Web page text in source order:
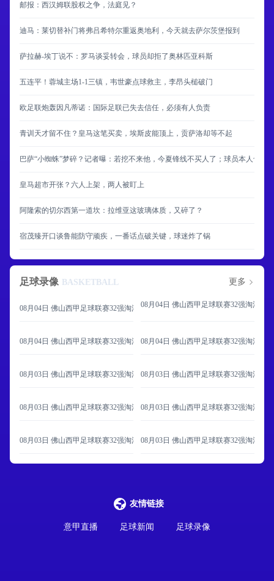
邮报：西汉姆联股权之争，法庭见？
迪马：莱切替补门将弗吕希特尔重返奥地利，今天就去萨尔茨堡报到
萨拉赫-埃丁说不：罗马谈妥转会，球员却拒了奥林匹亚科斯
五连平！蓉城主场1-1三镇，韦世豪点球救主，李昂头槌破门
欧足联炮轰因凡蒂诺：国际足联已失去信任，必须有人负责
青训天才留不住？皇马这笔买卖，埃斯皮能顶上，贡萨洛却等不起
巴萨“小蜘蛛”梦碎？记者曝：若挖不来他，今夏锋线不买人了；球员本人也不
皇马超市开张？六人上架，两人被盯上
阿隆索的切尔西第一道坎：拉维亚这玻璃体质，又碎了？
宿茂臻开口谈鲁能防守顽疾，一番话点破关键，球迷炸了锅
足球录像 BASKETBALL 更多
08月04日 佛山西甲足球联赛32强淘汰赛 肇庆恒骏成 VS 三七互娱 全场录像
08月04日 佛山西甲足球联赛32强淘汰赛
08月04日 佛山西甲足球联赛32强淘汰赛 广东西南建设 VS 香港圣徒 全场录像
08月04日 佛山西甲足球联赛32强淘汰赛
08月03日 佛山西甲足球联赛32强淘汰赛 广东客家青年 VS 广州英华思力U17 全
08月03日 佛山西甲足球联赛32强淘汰赛
08月03日 佛山西甲足球联赛32强淘汰赛 大塘控股 VS 茂名市点都得 全场录像
08月03日 佛山西甲足球联赛32强淘汰赛
08月03日 佛山西甲足球联赛32强淘汰赛 广州蜀地红 VS 广州戴拿模 全场录像
08月03日 佛山西甲足球联赛32强淘汰赛
友情链接
意甲直播 足球新闻 足球录像